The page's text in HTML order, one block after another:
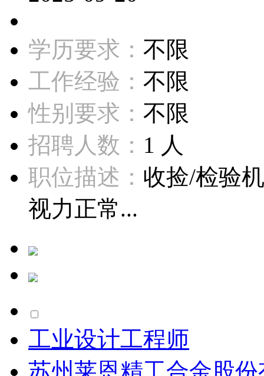
学历要求： 不限
工作经验： 不限
性别要求： 不限
招聘人数： 1 人
职位描述： 收捡/检验
视力正常...
工业设计工程师